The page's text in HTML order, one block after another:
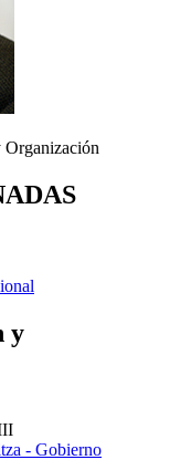
y
- Gobierno